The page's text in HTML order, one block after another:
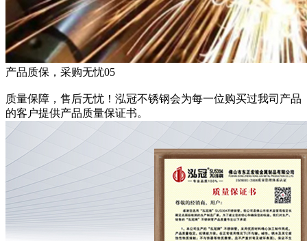
产品质保，采购无忧05
质量保障，售后无忧！泓冠不锈钢会为每一位购买过我司产品
的客户提供产品质量保证书。